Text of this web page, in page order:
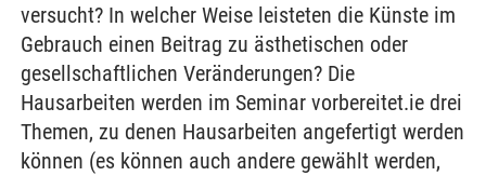
versucht? In welcher Weise leisteten die Künste im
Gebrauch einen Beitrag zu ästhetischen oder
gesellschaftlichen Veränderungen? Die
Hausarbeiten werden im Seminar vorbereitet.ie drei
Themen, zu denen Hausarbeiten angefertigt werden
können (es können auch andere gewählt werden,